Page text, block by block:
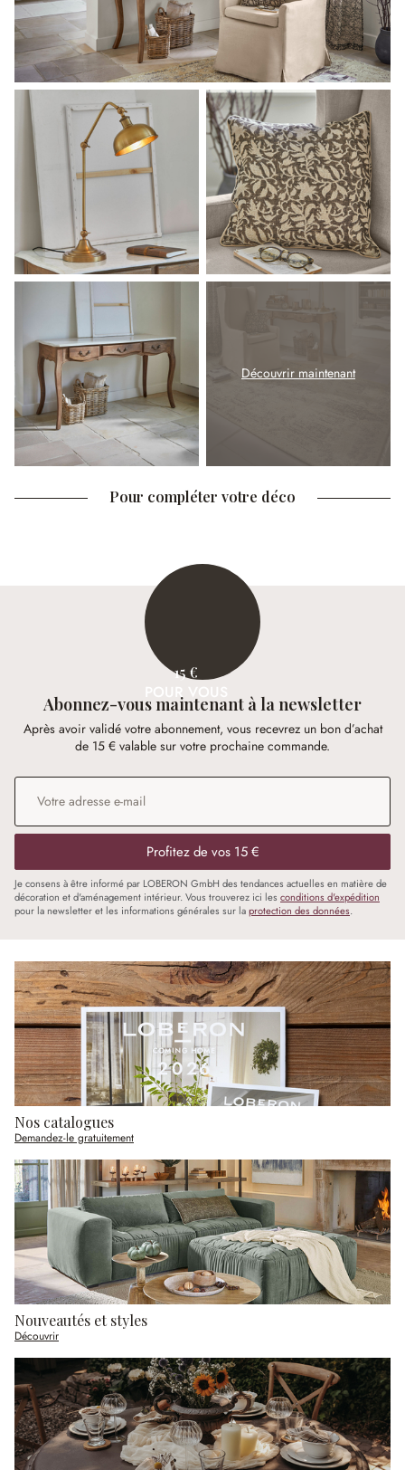
Découvrir maintenant
Pour compléter votre déco
15 €
POUR VOUS
Abonnez-vous maintenant à la newsletter
Après avoir validé votre abonnement, vous recevrez un bon d’achat
de 15 € valable sur votre prochaine commande.
Adresse e-mail
Profitez de vos 15 €
Je consens à être informé par LOBERON GmbH des tendances actuelles en matière de
décoration et d'aménagement intérieur. Vous trouverez ici les conditions d'expédition
pour la newsletter et les informations générales sur laprotection des données.
Nos catalogues
Demandez-le gratuitement
Nouveautés et styles
Découvrir